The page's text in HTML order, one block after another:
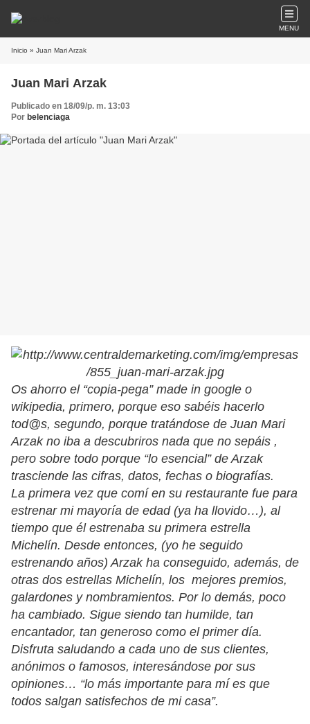
MENU
Inicio » Juan Mari Arzak
Juan Mari Arzak
Publicado en 18/09/p. m. 13:03
Por belenciaga
Os ahorro el “copia-pega” made in google o
wikipedia, primero, porque eso sabéis hacerlo
tod@s, segundo, porque tratándose de Juan Mari
Arzak no iba a descubriros nada que no sepáis ,
pero sobre todo porque “lo esencial” de Arzak
trasciende las cifras, datos, fechas o biografías.
La primera vez que comí en su restaurante fue para
estrenar mi mayoría de edad (ya ha llovido…), al
tiempo que él estrenaba su primera estrella
Michelín. Desde entonces, (yo he seguido
estrenando años) Arzak ha conseguido, además, de
otras dos estrellas Michelín, los mejores premios,
galardones y nombramientos. Por lo demás, poco
ha cambiado. Sigue siendo tan humilde, tan
encantador, tan generoso como el primer día.
Disfruta saludando a cada uno de sus clientes,
anónimos o famosos, interesándose por sus
opiniones… “lo más importante para mí es que
todos salgan satisfechos de mi casa”.